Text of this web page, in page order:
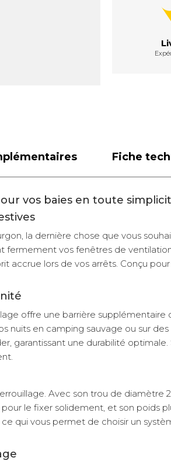
Fiche
vos baies en toute
la dernière chose que vous
vos fenêtres de
accrue lors de vos arrêts. Conçu
offre une barrière
nuits en camping sauvage ou sur
garantissant une durabilité
Avec son trou de diamètre
le fixer solidement, et son poids
qui vous permet de choisir un